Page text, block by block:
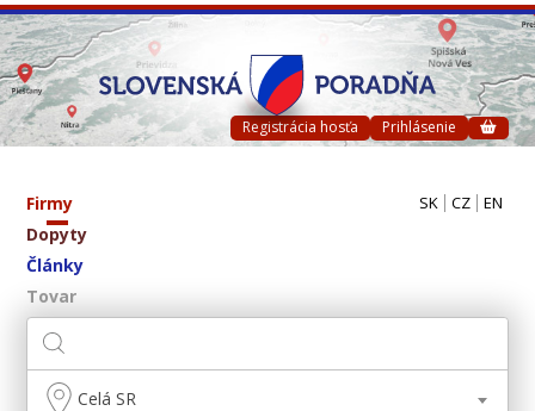
Registrácia hosťa Prihlásenie
Firmy
Dopyty
Články
Tovar
SK CZ EN
Celá SR